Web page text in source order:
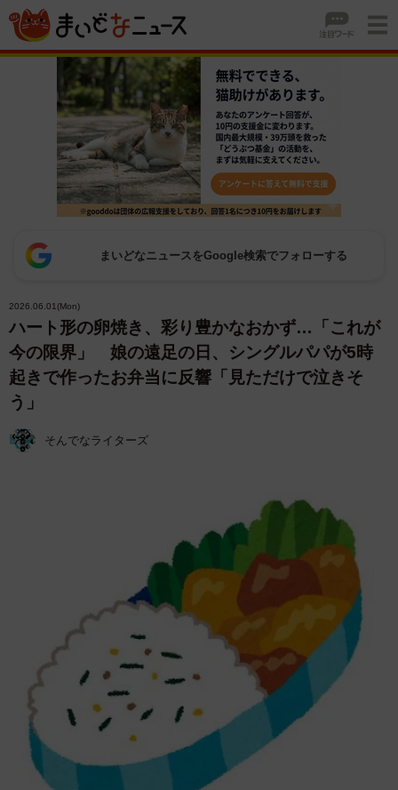
まいどなニュースをGoogle検索でフォローする
2026.06.01(Mon)
ハート形の卵焼き、彩り豊かなおかず…「これが
今の限界」 娘の遠足の日、シングルパパが5時
起きで作ったお弁当に反響「見ただけで泣きそ
う」
そんでなライターズ